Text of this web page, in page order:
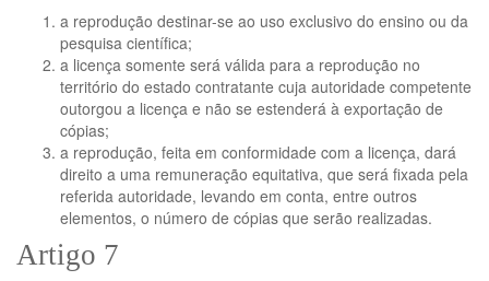
a reprodução destinar-se ao uso exclusivo do ensino ou da
pesquisa científica;
a licença somente será válida para a reprodução no
território do estado contratante cuja autoridade competente
outorgou a licença e não se estenderá à exportação de
cópias;
a reprodução, feita em conformidade com a licença, dará
direito a uma remuneração equitativa, que será fixada pela
referida autoridade, levando em conta, entre outros
elementos, o número de cópias que serão realizadas.
Artigo 7